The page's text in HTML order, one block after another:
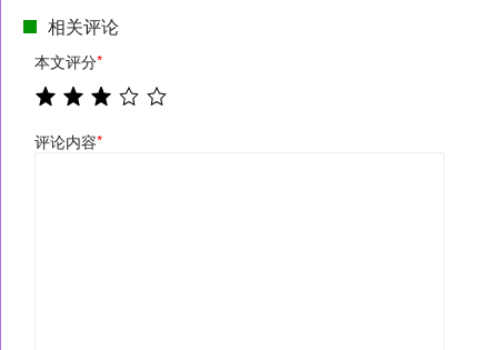
相关评论
本文评分*
评论内容*